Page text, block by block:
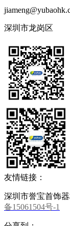
深圳市龙岗区
友情链接：
深圳市誉宝首饰
备15061504号-1